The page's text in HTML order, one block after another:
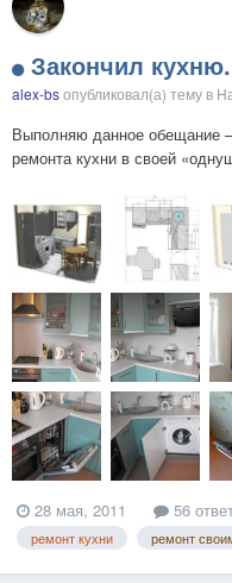
Закончил
alex-bsопубликовал(а) тему в
Выполняю данное обещание
ремонта кухни в своей
посмотреть здесь: https://
чем показать результат,
28 мая, 2011 56
ремонт кухни ремонт